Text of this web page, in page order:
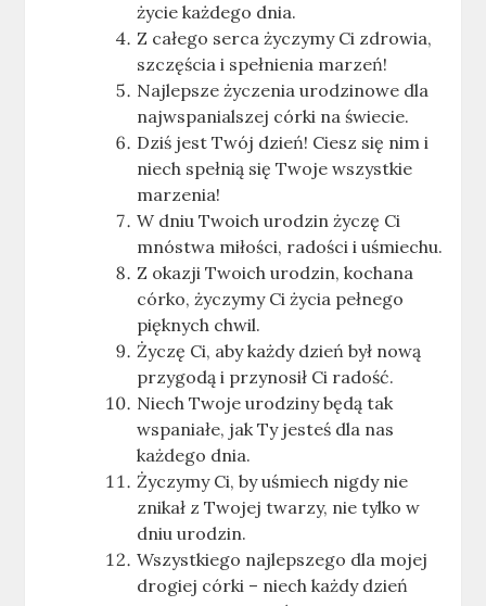
życie każdego dnia.
Z całego serca życzymy Ci zdrowia,
szczęścia i spełnienia marzeń!
Najlepsze życzenia urodzinowe dla
najwspanialszej córki na świecie.
Dziś jest Twój dzień! Ciesz się nim i
niech spełnią się Twoje wszystkie
marzenia!
W dniu Twoich urodzin życzę Ci
mnóstwa miłości, radości i uśmiechu.
Z okazji Twoich urodzin, kochana
córko, życzymy Ci życia pełnego
pięknych chwil.
Życzę Ci, aby każdy dzień był nową
przygodą i przynosił Ci radość.
Niech Twoje urodziny będą tak
wspaniałe, jak Ty jesteś dla nas
każdego dnia.
Życzymy Ci, by uśmiech nigdy nie
znikał z Twojej twarzy, nie tylko w
dniu urodzin.
Wszystkiego najlepszego dla mojej
drogiej córki – niech każdy dzień